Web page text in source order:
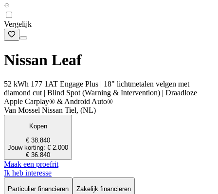
Vergelijk
Nissan Leaf
52 kWh 177 1AT Engage Plus | 18" lichtmetalen velgen met
diamond cut | Blind Spot (Warning & Intervention) | Draadloze
Apple Carplay® & Android Auto®
Van Mossel Nissan Tiel, (NL)
Kopen
€ 38.840
Jouw korting: € 2.000
€ 36.840
Maak een proefrit
Ik heb interesse
Particulier financieren
Zakelijk financieren